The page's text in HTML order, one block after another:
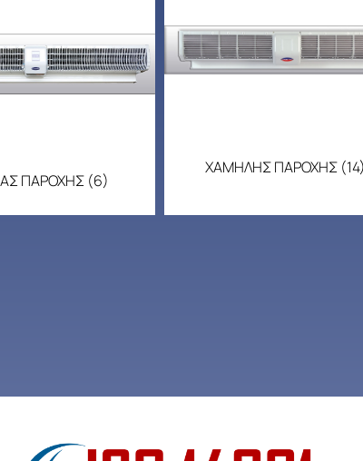
ΠΑΡΟΧΗΣ (6)
ΧΑΜΗΛΗΣ ΠΑΡΟΧΗΣ